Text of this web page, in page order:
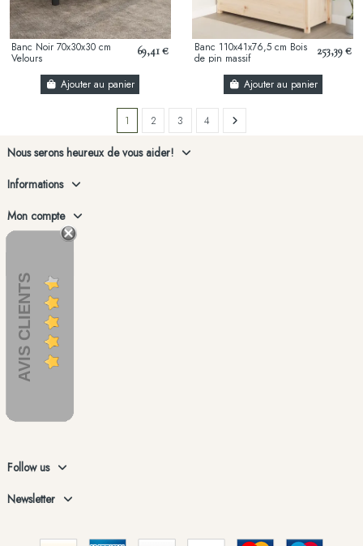
Banc Noir 70x30x30 cm
Velours
69,41 €
Ajouter au panier
Banc 110x41x76,5 cm Bois
de pin massif
253,39 €
Ajouter au panier
1 2 3 4
Nous serons heureux de vous aider!
Informations
Mon compte
AVIS CLIENTS
Follow us
Newsletter